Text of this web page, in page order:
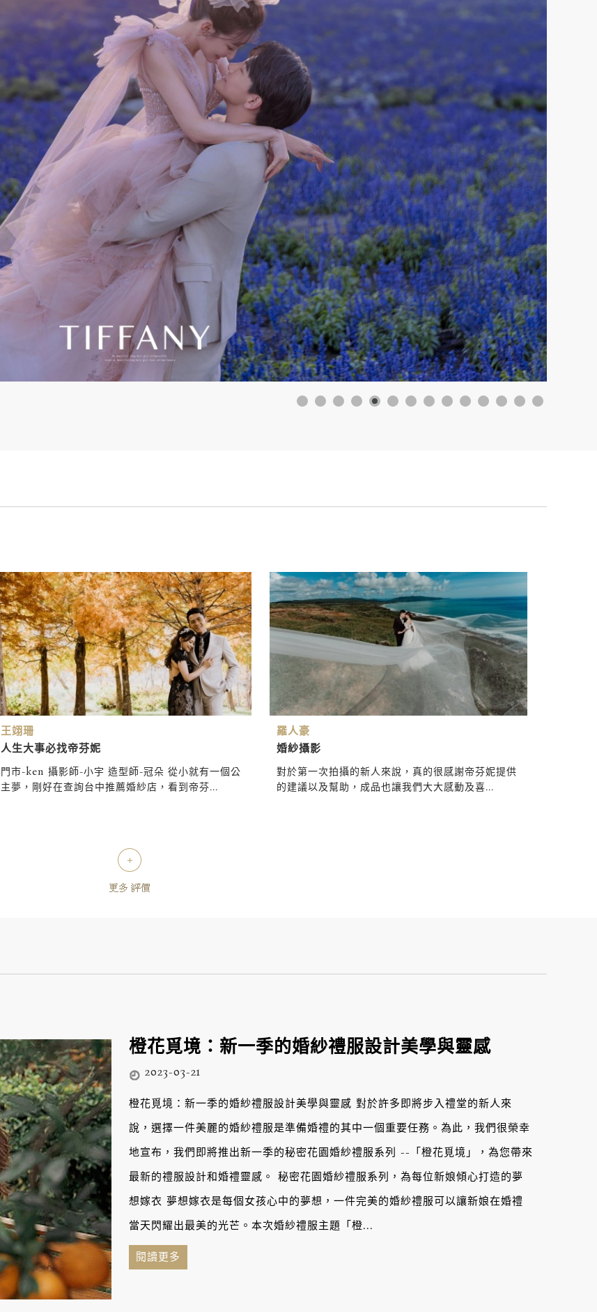
王翊珊
人生大事必找帝芬妮
門市-ken 攝影師-小宇 造型師-冠朵 從小就有一個公
主夢，剛好在查詢台中推薦婚紗店，看到帝芬...
羅人豪
婚紗攝影
對於第一次拍攝的新人來說，真的很感謝帝芬妮提供
的建議以及幫助，成品也讓我們大大感動及喜...
橙花覓境：新一季的婚紗禮服設計美學與靈感
2023-03-21
橙花覓境：新一季的婚紗禮服設計美學與靈感 對於許多即將步入禮堂的新人來
說，選擇一件美麗的婚紗禮服是準備婚禮的其中一個重要任務。為此，我們很榮幸
地宣布，我們即將推出新一季的秘密花園婚紗禮服系列 --「橙花覓境」，為您帶來
最新的禮服設計和婚禮靈感。 秘密花園婚紗禮服系列，為每位新娘傾心打造的夢
想嫁衣 夢想嫁衣是每個女孩心中的夢想，一件完美的婚紗禮服可以讓新娘在婚禮
當天閃耀出最美的光芒。本次婚紗禮服主題「橙...
閱讀更多